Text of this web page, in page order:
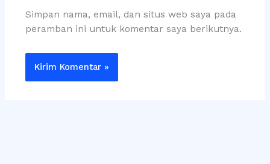
Simpan nama, email, dan situs web saya pada
peramban ini untuk komentar saya berikutnya.